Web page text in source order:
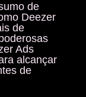
de
Deezer
de
Ads
alcançar
de